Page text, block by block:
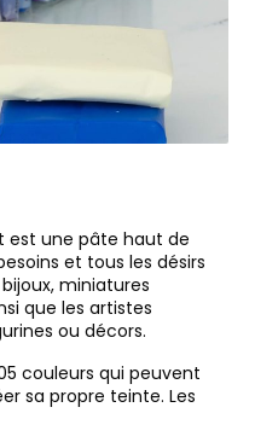
est une pâte haut de
et tous les désirs
miniatures
que les artistes
ou décors.
couleurs qui peuvent
sa propre teinte. Les